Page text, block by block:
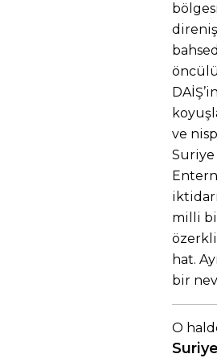
ve
milli
hat.
bir
O